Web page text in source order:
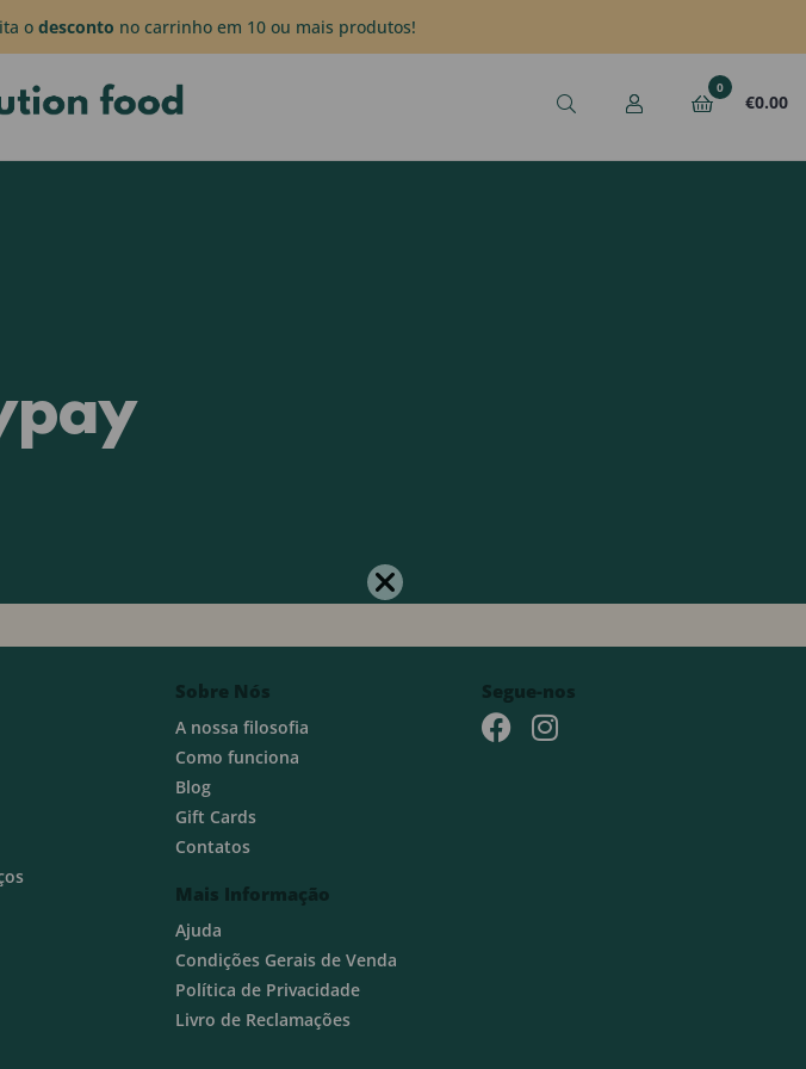
o desconto no carrinho em 10 ou mais produtos!
0
€0.00
Sobre Nós
A nossa filosofia
Como funciona
Blog
Gift Cards
Contatos
Mais Informação
Ajuda
Condições Gerais de Venda
Política de Privacidade
Livro de Reclamações
Segue-nos